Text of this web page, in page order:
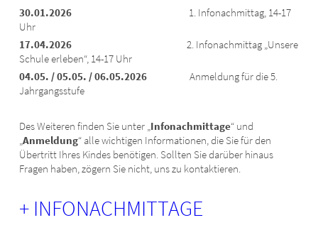
MEDIA
30.01.2026
1. Infonachmittag, 14-17
Uhr
17.04.2026 2. Infonachmittag „Unsere
Schule erleben“, 14-17 Uhr
04.05. / 05.05. / 06.05.2026 Anmeldung für die 5.
Jahrgangsstufe
Des Weiteren finden Sie unter „Infonachmittage“ und
„Anmeldung“ alle wichtigen Informationen, die Sie für den
Übertritt Ihres Kindes benötigen. Sollten Sie darüber hinaus
Fragen haben, zögern Sie nicht, uns zu kontaktieren.
+ INFONACHMITTAGE